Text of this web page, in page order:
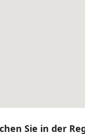
Sie in der